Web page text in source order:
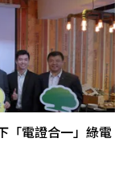
「電證合一」綠電